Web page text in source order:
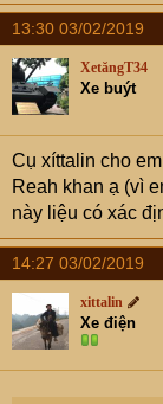
13:30 03/02/2019
XetăngT34
Xe buýt
Cụ xíttalin cho
Reah khan ạ (vì
này liệu có xác
14:27 03/02/2019
xittalin
Xe điện